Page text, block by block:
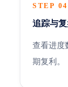
STEP 04
追踪与
查看进度
期复利。